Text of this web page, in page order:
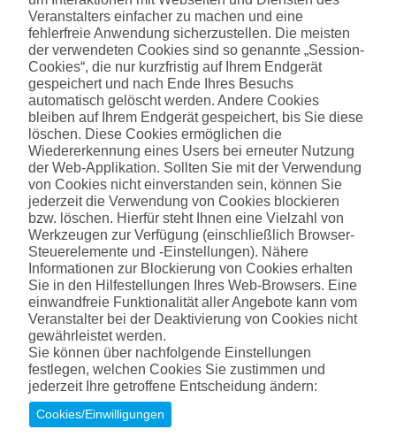
Veranstalters einfacher zu machen und eine
fehlerfreie Anwendung sicherzustellen. Die meisten
der verwendeten Cookies sind so genannte „Session-
Cookies“, die nur kurzfristig auf Ihrem Endgerät
gespeichert und nach Ende Ihres Besuchs
automatisch gelöscht werden. Andere Cookies
bleiben auf Ihrem Endgerät gespeichert, bis Sie diese
löschen. Diese Cookies ermöglichen die
Wiedererkennung eines Users bei erneuter Nutzung
der Web-Applikation. Sollten Sie mit der Verwendung
von Cookies nicht einverstanden sein, können Sie
jederzeit die Verwendung von Cookies blockieren
bzw. löschen. Hierfür steht Ihnen eine Vielzahl von
Werkzeugen zur Verfügung (einschließlich Browser-
Steuerelemente und -Einstellungen). Nähere
Informationen zur Blockierung von Cookies erhalten
Sie in den Hilfestellungen Ihres Web-Browsers. Eine
einwandfreie Funktionalität aller Angebote kann vom
Veranstalter bei der Deaktivierung von Cookies nicht
gewährleistet werden.
Sie können über nachfolgende Einstellungen
festlegen, welchen Cookies Sie zustimmen und
jederzeit Ihre getroffene Entscheidung ändern:
Cookies/Einwilligungen